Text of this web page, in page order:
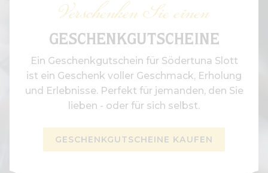
Verschenken Sie einen
GESCHENKGUTSCHEINE
Ein Geschenkgutschein für Södertuna Slott
ist ein Geschenk voller Geschmack, Erholung
und Erlebnisse. Perfekt für jemanden, den Sie
lieben - oder für sich selbst.
GESCHENKGUTSCHEINE KAUFEN